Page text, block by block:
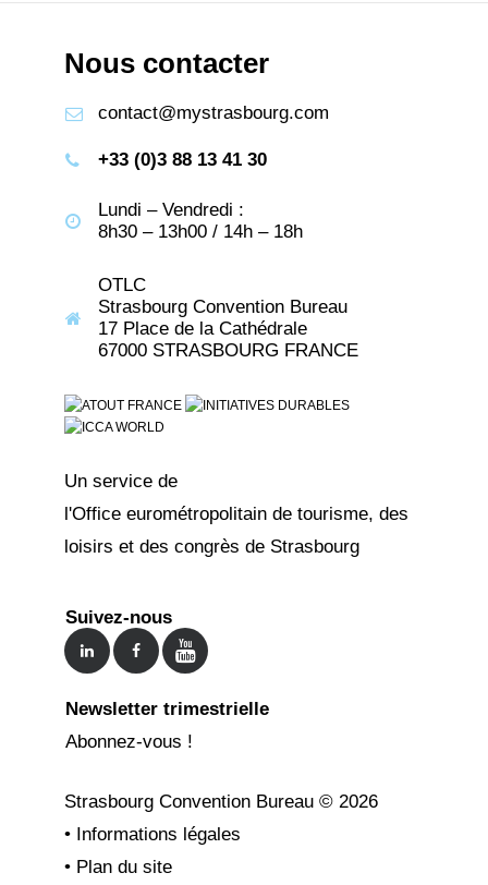
Nous contacter
contact@mystrasbourg.com
+33 (0)3 88 13 41 30
Lundi – Vendredi :
8h30 – 13h00 / 14h – 18h
OTLC
Strasbourg Convention Bureau
17 Place de la Cathédrale
67000 STRASBOURG FRANCE
Un service de
l'Office eurométropolitain de tourisme, des
loisirs et des congrès de Strasbourg
Suivez-nous
Newsletter trimestrielle
Abonnez-vous !
Strasbourg Convention Bureau © 2026
• Informations légales
• Plan du site